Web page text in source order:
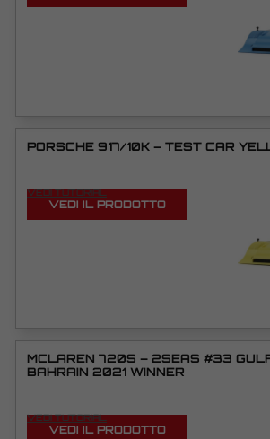
PORSCHE 917/10K – TEST CAR
VEDI TUTORIAL
VEDI IL PRODOTTO
MCLAREN 720S – 2SEAS #33
BAHRAIN 2021 WINNER
VEDI TUTORIAL
VEDI IL PRODOTTO